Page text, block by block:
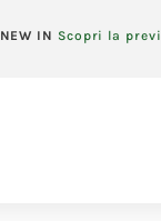
NEW IN Scopri la